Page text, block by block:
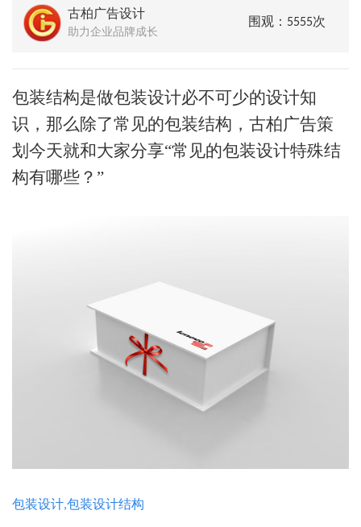
古柏广告设计
助力企业品牌成长
围观：5555次
包装结构是做包装设计必不可少的设计知
识，那么除了常见的包装结构，古柏广告策
划今天就和大家分享“常见的包装设计特殊结
构有哪些？”
包装设计,包装设计结构